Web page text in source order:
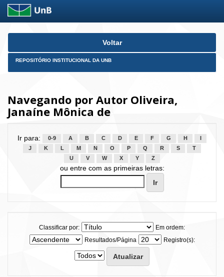
Skip
Voltar
REPOSITÓRIO INSTITUCIONAL DA UNB
Navegando por Autor Oliveira,
Janaíne Mônica de
Ir para: 0-9 A B C D E F G H
J
K L M N O P Q R S
T
U
V W X Y Z
ou entre com as primeiras letras:
Classificar por:
Em ordem:
Resultados/Página
Registro(s):